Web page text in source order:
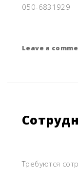
050-6831929
Leave a
Требуются